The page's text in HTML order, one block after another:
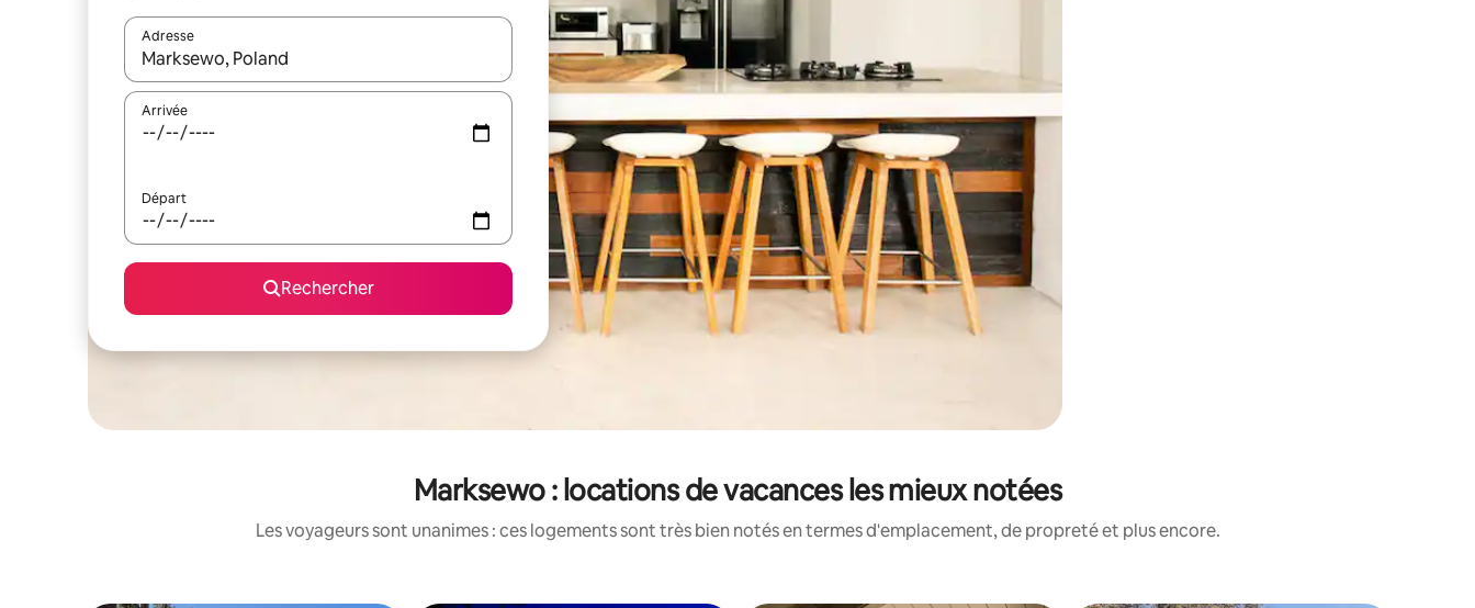
Adresse
Lorsque les résultats s'affichent, utilisez les flèches vers le haut et vers le bas pour les parcourir ou en appuyant et en faisant glisser.
Arrivée
Départ
Rechercher
Marksewo : locations de vacances les mieux notées
Les voyageurs sont unanimes : ces logements sont très bien notés en termes d'emplacement, de propreté et plus encore.